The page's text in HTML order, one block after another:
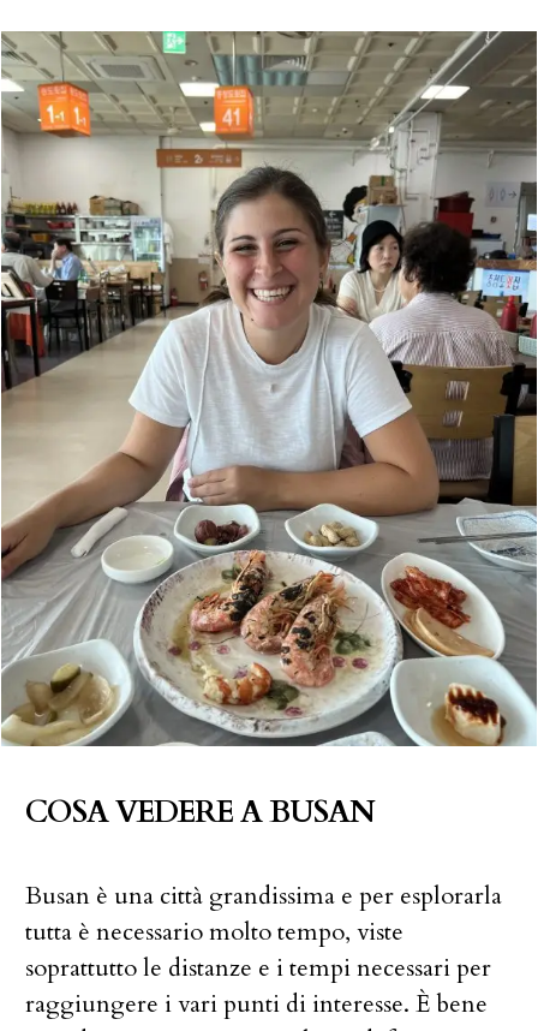
COSA VEDERE A BUSAN
Busan è una città grandissima e per esplorarla
tutta è necessario molto tempo, viste
soprattutto le distanze e i tempi necessari per
raggiungere i vari punti di interesse. È bene